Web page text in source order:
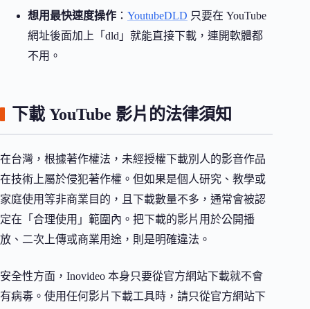
想用最快速度操作 ： YoutubeDLD 只要在 YouTube
網址後面加上「dld」就能直接下載，連開軟體都
不用。
下載 YouTube 影片的法律須知
在台灣，根據著作權法，未經授權下載別人的影音作品
在技術上屬於侵犯著作權。但如果是個人研究、教學或
家庭使用等非商業目的，且下載數量不多，通常會被認
定在「合理使用」範圍內。把下載的影片用於公開播
放、二次上傳或商業用途，則是明確違法。
安全性方面，Inovideo 本身只要從官方網站下載就不會
有病毒。使用任何影片下載工具時，請只從官方網站下